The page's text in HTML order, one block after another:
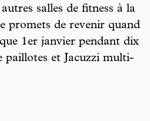
salles de fitness à la
promets de revenir quand
1er janvier pendant dix
paillotes et Jacuzzi multi-